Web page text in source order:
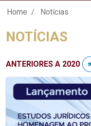
Notícias - Unicap
Home Notícias
NOTÍCIAS
ANTERIORES A 2020